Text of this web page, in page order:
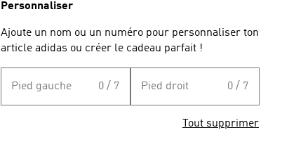
Personnaliser
Ajoute un nom ou un numéro pour personnaliser ton
article adidas ou créer le cadeau parfait !
Pied gauche 0 / 7 Pied droit 0 / 7
Tout supprimer